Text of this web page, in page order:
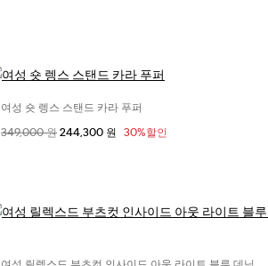
사이즈 선택
XXS / KR XS
XS / KR S
여성 숏 렝스 스탠드 카라 푸퍼
할인 전 가격
349,000 원할인된 가격
244,300 원 30%할인